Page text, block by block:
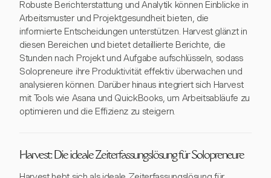
Robuste Berichterstattung und Analytik können Einblicke in
Arbeitsmuster und Projektgesundheit bieten, die
informierte Entscheidungen unterstützen. Harvest glänzt in
diesen Bereichen und bietet detaillierte Berichte, die
Stunden nach Projekt und Aufgabe aufschlüsseln, sodass
Solopreneure ihre Produktivität effektiv überwachen und
analysieren können. Darüber hinaus integriert sich Harvest
mit Tools wie Asana und QuickBooks, um Arbeitsabläufe zu
optimieren und die Effizienz zu steigern.
Harvest: Die ideale Zeiterfassungslösung für Solopreneure